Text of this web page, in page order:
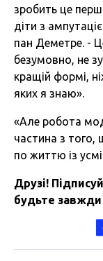
зробить це
діти з
пан Деметре. -
безумовно, не
кращій формі,
яких я знаю».
«Але робота
частина з того,
по життю із
Друзі!
будьте завжди